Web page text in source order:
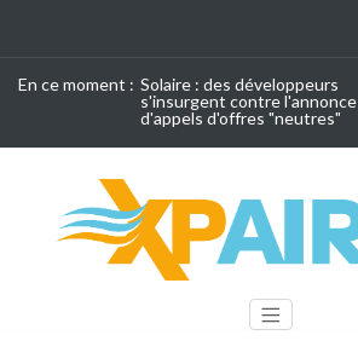
En ce moment : Solaire : des développeurs
s'insurgent contre l'annonce
d'appels d'offres "neutres"